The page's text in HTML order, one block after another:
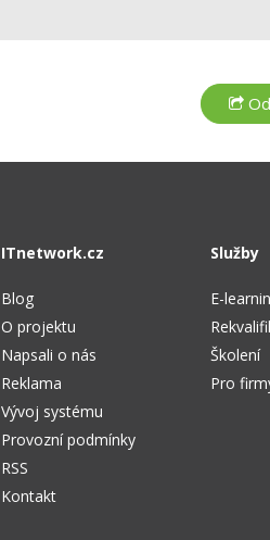
ITnetwork.cz
Blog
O projektu
Napsali o nás
Reklama
Vývoj systému
Provozní podmínky
RSS
Kontakt
Služby
E-
Školení
Pro